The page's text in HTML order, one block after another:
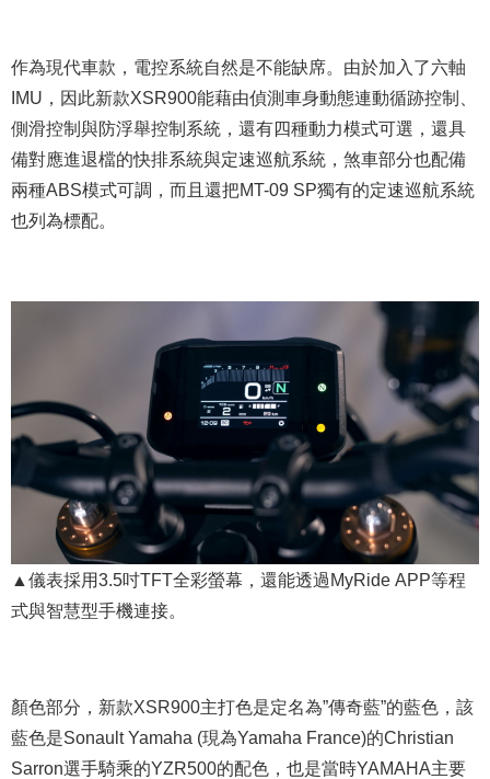
作為現代車款，電控系統自然是不能缺席。由於加入了六軸
IMU，因此新款XSR900能藉由偵測車身動態連動循跡控制、
側滑控制與防浮舉控制系統，還有四種動力模式可選，還具
備對應進退檔的快排系統與定速巡航系統，煞車部分也配備
兩種ABS模式可調，而且還把MT-09 SP獨有的定速巡航系統
也列為標配。
▲儀表採用3.5吋TFT全彩螢幕，還能透過MyRide APP等程
式與智慧型手機連接。
顏色部分，新款XSR900主打色是定名為”傳奇藍”的藍色，該
藍色是Sonault Yamaha (現為Yamaha France)的Christian
Sarron選手騎乘的YZR500的配色，也是當時YAMAHA主要